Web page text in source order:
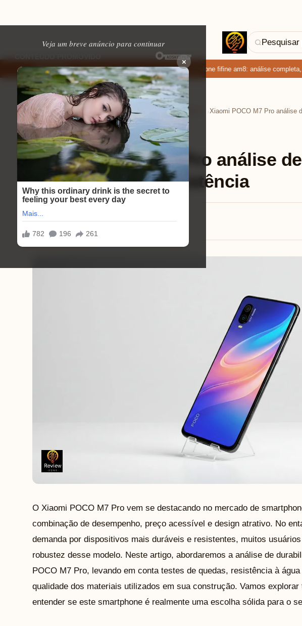
Veja um breve anúncio para continuar
×
Pesquisar
EM ALTA
apps de namoro que permitem enviar fotos e vídeos Microfone fifine am8: análise completa,
Home › Tecnologia e Eletrônicos Celulares ›
Celulares ⏱ 9 min de leitura
Xiaomi POCO M7 Pro análise de
durabilidade e resistência
O Xiaomi POCO M7 Pro vem se destacando no mercado de
combinação de desempenho, preço acessível e design atrativo. No
demanda por dispositivos mais duráveis e resistentes, muitos
robustez desse modelo. Neste artigo, abordaremos a análise de
POCO M7 Pro, levando em conta testes de quedas, resistência à
qualidade dos materiais utilizados em sua construção. Vamos
entender se este smartphone é realmente uma escolha sólida para o